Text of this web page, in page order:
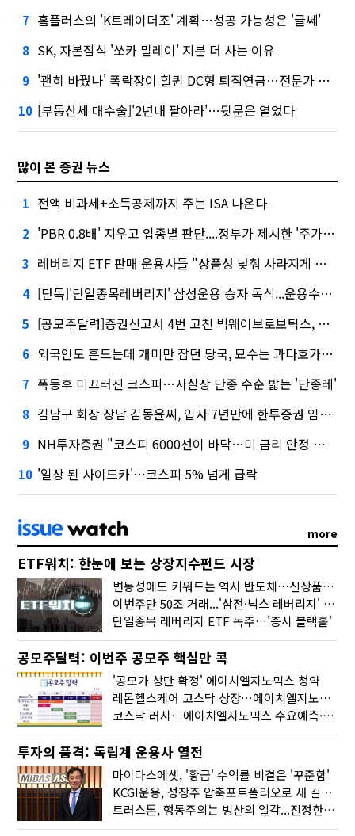
7 홈플러스의 'K트레이더조' 계획…성공 가능성은 '글쎄'
8 SK, 자본잠식 '쏘카 말레이' 지분 더 사는 이유
9 '괜히 바꿨나' 폭락장이 할퀸 DC형 퇴직연금…전문가 조언은
10 [부동산세 대수술]'2년내 팔아라'…뒷문은 열었다
많이 본 증권 뉴스
1 전액 비과세+소득공제까지 주는 ISA 나온다
2 'PBR 0.8배' 지우고 업종별 판단....정부가 제시한 '주가 누르기' 방지법
3 레버리지 ETF 판매 운용사들 "상품성 낮춰 사라지게 해야"…일부 신중론도
4 [단독]'단일종목레버리지' 삼성운용 승자 독식...운용수익 미래에셋의 6배
5 [공모주달력]증권신고서 4번 고친 빅웨이브로보틱스, 수요예측
6 외국인도 흔드는데 개미만 잡던 당국, 묘수는 과다호가부담금?
7 폭등후 미끄러진 코스피…사실상 단종 수순 밟는 '단종레'
8 김남구 회장 장남 김동윤씨, 입사 7년만에 한투증권 임원 승진
9 NH투자증권 "코스피 6000선이 바닥…미 금리 안정 후 추가 회복"
10 '일상 된 사이드카'…코스피 5% 넘게 급락
more
ETF워치: 한눈에 보는 상장지수펀드 시장
변동성에도 키워드는 역시 반도체…신상품은 우주·방산
이번주만 50조 거래...'삼전·닉스 레버리지' 수익률은 -30%
단일종목 레버리지 ETF 독주…'증시 블랙홀'
공모주달력: 이번주 공모주 핵심만 콕
'공모가 상단 확정' 에이치엘지노믹스 청약
레몬헬스케어 코스닥 상장…에이치엘지노믹스 수요예측
코스닥 러시…에이치엘지노믹스 수요예측·레메디 청약
투자의 품격: 독립계 운용사 열전
마이다스에셋, '황금' 수익률 비결은 '꾸준함'
KCGI운용, 성장주 압축포트폴리오로 새 길을 그리다
트러스톤, 행동주의는 빙산의 일각...진정한 힘은 '주식형 강자'